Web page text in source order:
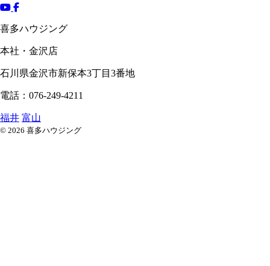
喜多ハウジング
本社・金沢店
石川県金沢市新保本3丁目3番地
電話：076-249-4211
福井 富山
© 2026 喜多ハウジング